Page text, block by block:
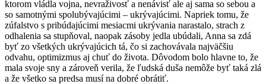
ktorom vládla vojna, nevraživosť a nenávisť ale aj sama so sebou a
so samotnými spolubývajúcimi – ukrývajúcimi. Napriek tomu, že
zúfalstvo s pribúdajúcimi mesiacmi ukrývania narastalo, strach z
odhalenia sa stupňoval, naopak zásoby jedla ubúdali, Anna sa zdá
byť zo všetkých ukrývajúcich tá, čo si zachovávala najväčšiu
odvahu, optimizmus aj chuť do života. Dôvodom bolo hlavne to, že
mala svoje sny a zároveň verila, že ľudská duša nemôže byť taká zlá
a že všetko sa predsa musí na dobré obrátiť.